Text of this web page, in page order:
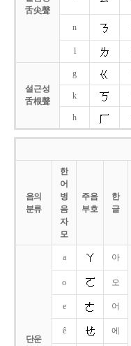
舌尖聲
n
l
설근성
舌根聲
g
k
h
음의
분류
한
어
병
음
자
모
주음
부호
한
글
단운
a 아
o 오
e 어
ê 에